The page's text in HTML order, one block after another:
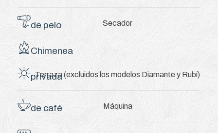
Secador
de pelo
Chimenea
Terraza
privada(excluidos los modelos Diamante y Rubí)
Máquina
de café